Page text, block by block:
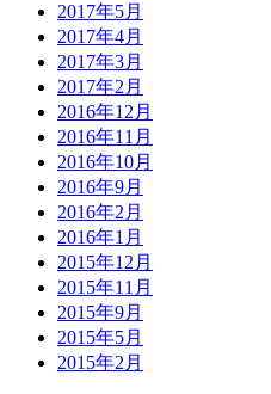
2017年5月
2017年4月
2017年3月
2017年2月
2016年12月
2016年11月
2016年10月
2016年9月
2016年2月
2016年1月
2015年12月
2015年11月
2015年9月
2015年5月
2015年2月